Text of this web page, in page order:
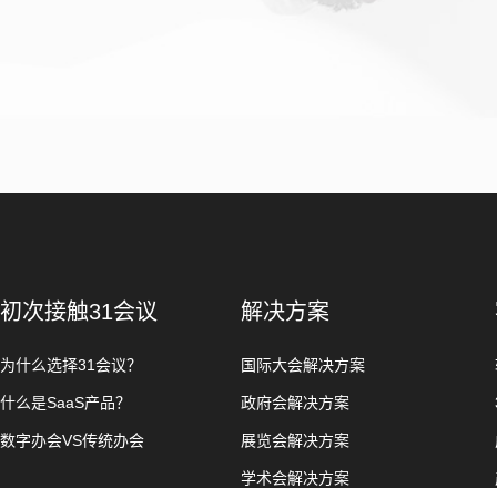
初次接触31会议
为什么选择31会议？
什么是SaaS产品？
数字办会VS传统办会
解决方案
国际大会解决方案
政府会解决方案
展览会解决方案
学术会解决方案